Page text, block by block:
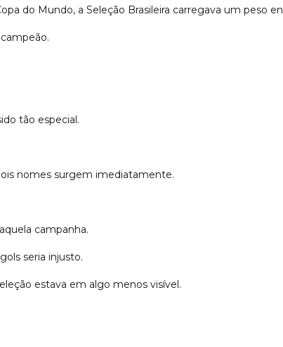
do Mundo, a Seleção Brasileira carregava um peso
tão especial.
nomes surgem imediatamente.
campanha.
seria injusto.
estava em algo menos visível.